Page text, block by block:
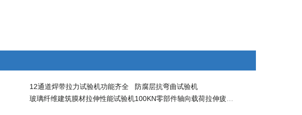
12通道焊带拉力试验机功能齐全
防腐层抗弯曲试验机
玻璃纤维建筑膜材拉伸性能试验机